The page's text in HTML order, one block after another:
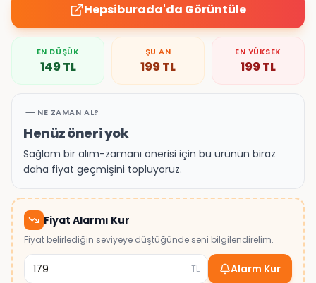
Hepsiburada'da Görüntüle
EN DÜŞÜK
149TL
ŞU AN
199TL
EN YÜKSEK
199TL
NE ZAMAN AL?
Henüz öneri yok
Sağlam bir alım-zamanı önerisi için bu ürünün biraz
daha fiyat geçmişini topluyoruz.
Fiyat Alarmı Kur
Fiyat belirlediğin seviyeye düştüğünde seni bilgilendirelim.
TL Alarm Kur